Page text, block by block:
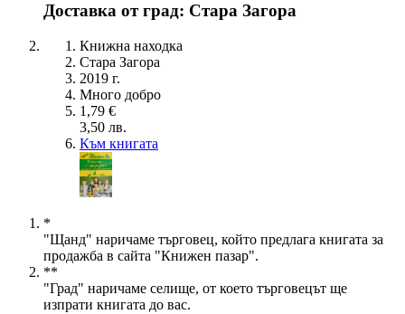
Доставка от град: Стара Загора
Книжна находка
Стара Загора
2019 г.
Много добро
1,79 €
3,50 лв.
Към книгата
*
"Щанд" наричаме търговец, който предлага книгата за
продажба в сайта "Книжен пазар".
**
"Град" наричаме селище, от което търговецът ще
изпрати книгата до вас.